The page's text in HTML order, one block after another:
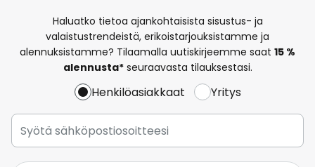
Haluatko tietoa ajankohtaisista sisustus- ja
valaistustrendeistä, erikoistarjouksistamme ja
alennuksistamme? Tilaamalla uutiskirjeemme saat 15 %
alennusta*seuraavasta tilauksestasi.
Henkilöasiakkaat Yritys